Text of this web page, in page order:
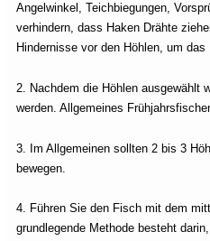
Angelwinkel, Teichbiegungen,
verhindern, dass Haken Drähte
Hindernisse vor den Höhlen, um
2. Nachdem die Höhlen ausgewählt
werden. Allgemeines
3. Im Allgemeinen sollten 2 bis 3
bewegen.
4. Führen Sie den Fisch mit dem
grundlegende Methode besteht